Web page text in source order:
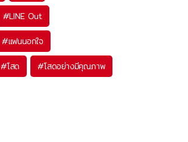
#LINE Out
#แฟนนอกใจ
#โสด #โสดอย่างมีคุณภาพ